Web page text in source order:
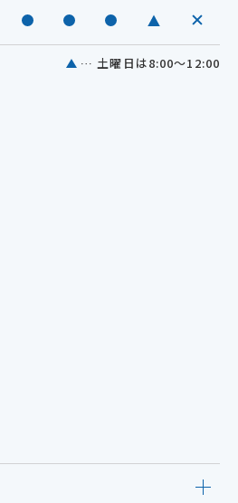
診療中 休診
… 土曜日は8:00～12:00